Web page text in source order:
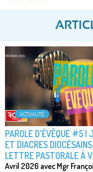
ACTUALITÉ
PAROLE D'ÉVÊQUE #5 |
ET DIACRES
LETTRE PASTORALE À
Avril 2026 avec Mgr